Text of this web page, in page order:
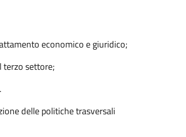
economico e giuridico;
terzo settore;
delle politiche trasversali